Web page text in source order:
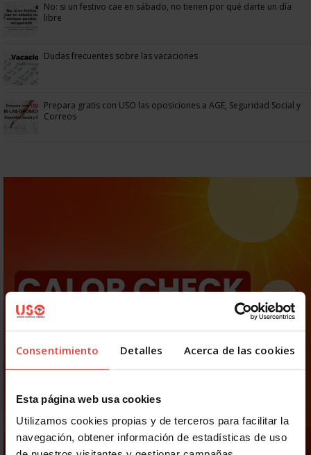
Consentimiento Detalles Acerca de las cookies
Esta página web usa cookies
Utilizamos cookies propias y de terceros para facilitar la
navegación, obtener información de estadísticas de uso
No: si un festivo cae en sábado, no tienen por qué darte un día
libre
Dudas frecuentes sobre las vacaciones
Prepara gratis con USO las oposiciones a AGE, Seguridad Social y
Correos